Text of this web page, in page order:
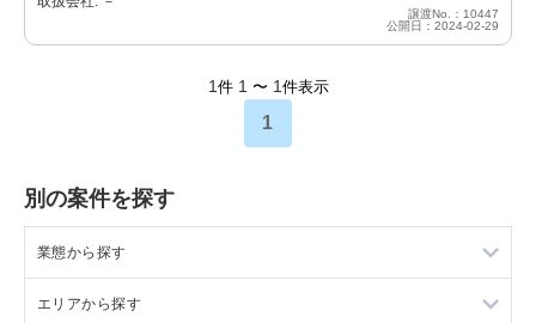
譲渡No.：10447
公開日：2024-02-29
1 件 1 〜 1 件表示
1
別の案件を探す
業態から探す
ラーメンの居抜き売却物件の案件一覧
エリアから探す